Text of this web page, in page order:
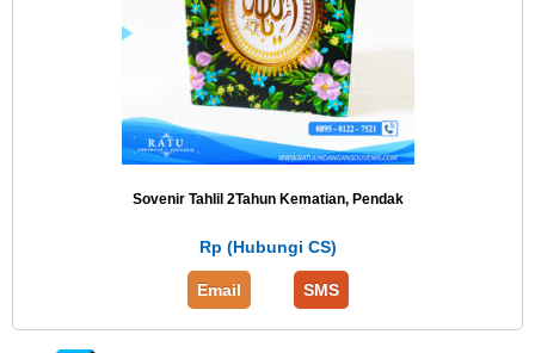
Sovenir Tahlil 2Tahun Kematian, Pendak
Rp (Hubungi CS)
Email SMS